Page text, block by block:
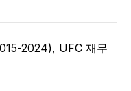
2024), UFC 재무